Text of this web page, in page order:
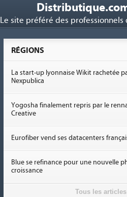
Le site préféré des professionnels
RÉGIONS
La start-up lyonnaise Wikit rachetée
Nexpublica
Yogosha finalement repris par le
Creative
Eurofiber vend ses datacenters
Blue se refinance pour une nouvelle
croissance
Tous les